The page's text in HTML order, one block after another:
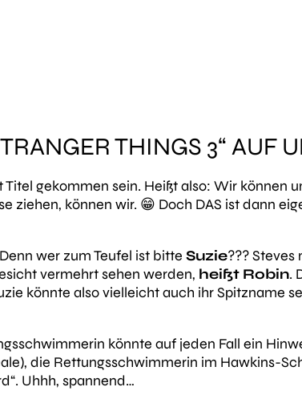
THINGS 3“ AUF
gekommen sein. Heißt also: Wir können
ziehen, können wir. 😁 Doch DAS ist dann
wer zum Teufel ist bitte Suzie???
vermehrt sehen werden, heißt Robin.
könnte also vielleicht auch ihr Spitzname
könnte auf jeden Fall ein
die Rettungsschwimmerin im Hawkins-
. Uhhh, spannend…